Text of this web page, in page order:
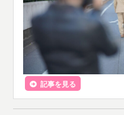
記事を見る